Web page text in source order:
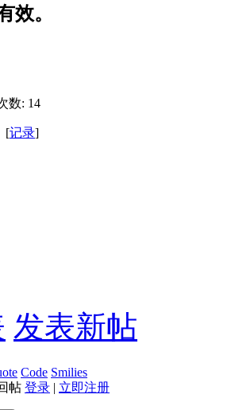
效。
数: 14
[记录]
发表新帖
Code Smilies
帖 登录 | 立即注册